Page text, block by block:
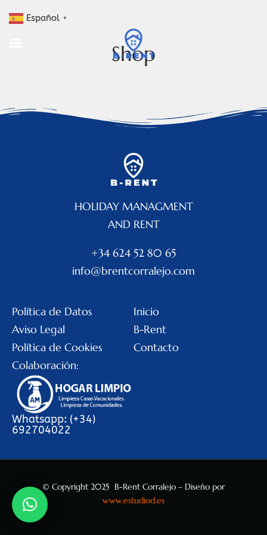
Shop
HOLIDAY MANAGMENT
AND RENT
+34 624 52 80 65
info@brentcorralejo.com
Política de Datos
Aviso Legal
Política de Cookies
Inicio
B-Rent
Contacto
Colaboración:
Whatsapp: (+34)
692704022
© Copyright 2025 B-Rent Corralejo – Diseño por
www.estudiod.es
Español ▼